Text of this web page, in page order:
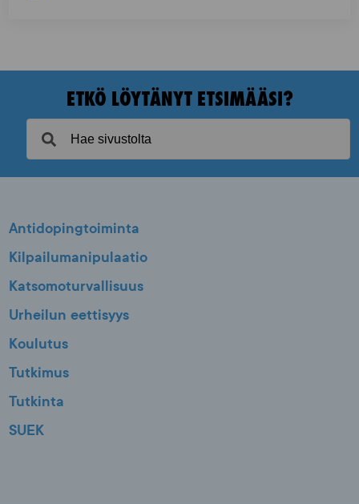
ETKÖ LÖYTÄNYT ETSIMÄÄSI?
Antidopingtoiminta
Kilpailumanipulaatio
Katsomoturvallisuus
Urheilun eettisyys
Koulutus
Tutkimus
Tutkinta
SUEK